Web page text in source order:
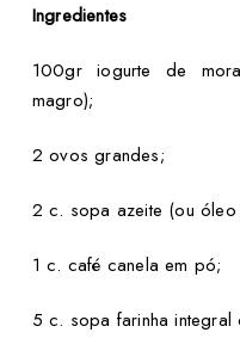
Ingredientes
100gr iogurte de
magro);
2 ovos grandes;
2 c. sopa azeite (ou
1 c. café canela em pó;
5 c. sopa farinha integral